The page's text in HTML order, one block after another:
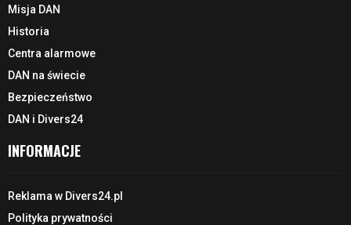
Misja DAN
Historia
Centra alarmowe
DAN na świecie
Bezpieczeństwo
DAN i Divers24
INFORMACJE
Reklama w Divers24.pl
Polityka prywatności